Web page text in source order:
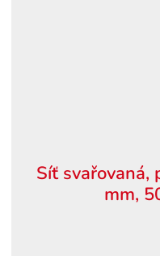
Síť svařovaná,
mm,